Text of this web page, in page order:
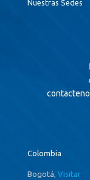
Nuestras Sedes
Colombia
Bogotá, Visitar